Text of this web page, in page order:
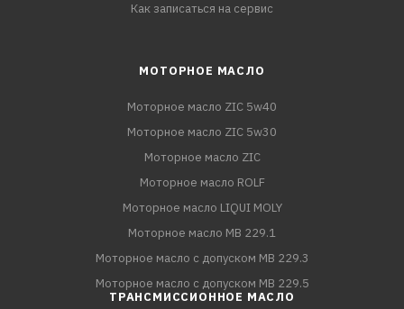
Как записаться на сервис
МОТОРНОЕ МАСЛО
Моторное масло ZIC 5w40
Моторное масло ZIC 5w30
Моторное масло ZIC
Моторное масло ROLF
Моторное масло LIQUI MOLY
Моторное масло MB 229.1
Моторное масло с допуском MB 229.3
Моторное масло с допуском MB 229.5
ТРАНСМИССИОННОЕ МАСЛО